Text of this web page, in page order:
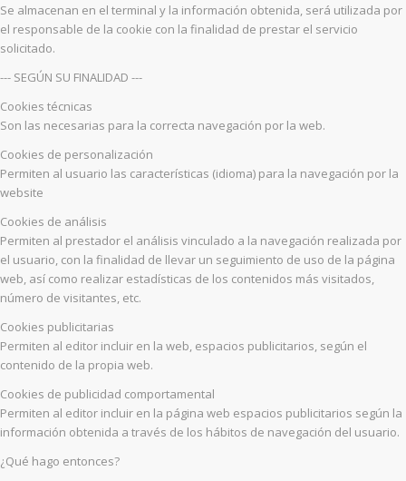
Se almacenan en el terminal y la información obtenida, será utilizada por
el responsable de la cookie con la finalidad de prestar el servicio
solicitado.
--- SEGÚN SU FINALIDAD ---
Cookies técnicas
Son las necesarias para la correcta navegación por la web.
Cookies de personalización
Permiten al usuario las características (idioma) para la navegación por la
website
Cookies de análisis
Permiten al prestador el análisis vinculado a la navegación realizada por
el usuario, con la finalidad de llevar un seguimiento de uso de la página
web, así como realizar estadísticas de los contenidos más visitados,
número de visitantes, etc.
Cookies publicitarias
Permiten al editor incluir en la web, espacios publicitarios, según el
contenido de la propia web.
Cookies de publicidad comportamental
Permiten al editor incluir en la página web espacios publicitarios según la
información obtenida a través de los hábitos de navegación del usuario.
¿Qué hago entonces?